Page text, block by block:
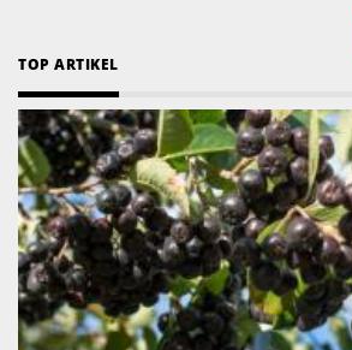
TOP ARTIKEL